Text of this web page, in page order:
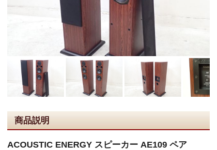
商品説明
ACOUSTIC ENERGY スピーカー AE109 ペア